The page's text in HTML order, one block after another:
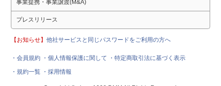
事業提携・事業譲渡(M&A)
プレスリリース
【お知らせ】他社サービスと同じパスワードをご利用の方へ
・会員規約 ・個人情報保護に関して
・特定商取引法に基づく表示
・規約一覧 ・採用情報